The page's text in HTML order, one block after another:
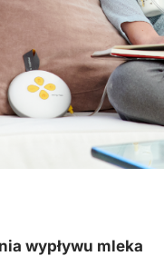
wypływu mleka